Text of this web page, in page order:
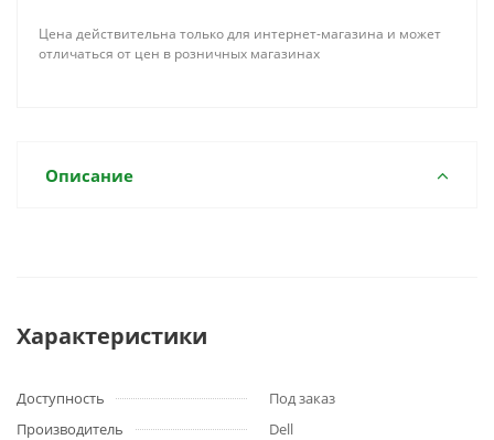
Цена действительна только для интернет-магазина и может
отличаться от цен в розничных магазинах
Описание
Характеристики
Доступность
Под заказ
Производитель
Dell